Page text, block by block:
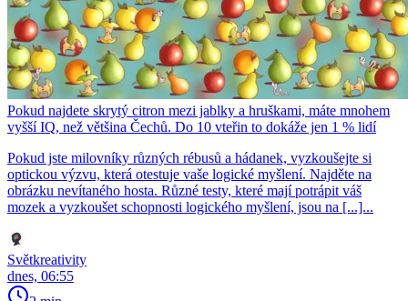
Pokud najdete skrytý citron mezi jablky a hruškami, máte mnohem
vyšší IQ, než většina Čechů. Do 10 vteřin to dokáže jen 1 % lidí
Pokud jste milovníky různých rébusů a hádanek, vyzkoušejte si
optickou výzvu, která otestuje vaše logické myšlení. Najděte na
obrázku nevítaného hosta. Různé testy, které mají potrápit váš
mozek a vyzkoušet schopnosti logického myšlení, jsou na [...]...
Světkreativity
dnes, 06:55